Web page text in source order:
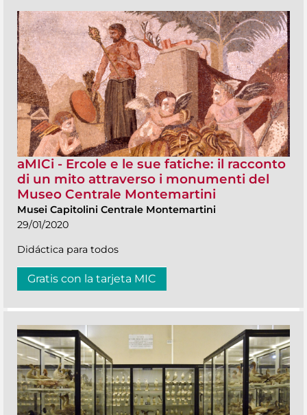
aMICi - Ercole e le sue fatiche: il racconto
di un mito attraverso i monumenti del
Museo Centrale Montemartini
Musei Capitolini Centrale Montemartini
29/01/2020
Didáctica para todos
Gratis con la tarjeta MIC